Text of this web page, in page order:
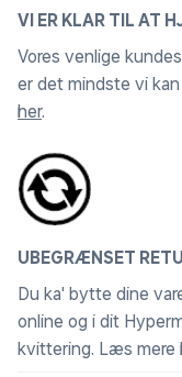
VI ER KLAR TIL AT
Vores venlige
er det mindste vi
her.
UBEGRÆNSET
Du ka' bytte dine
online og i dit
kvittering. Læs mere